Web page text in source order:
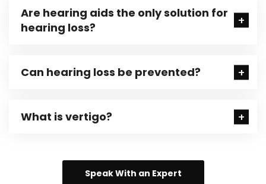
Are hearing aids the only solution for
hearing loss?
Can hearing loss be prevented?
What is vertigo?
Speak With an Expert